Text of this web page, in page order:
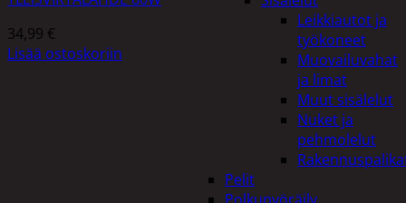
Leikkiautot ja
työkoneet
Muovailuvahat
ja limat
Muut sisälelut
Nuket ja
pehmolelut
Pelit
34,99 €
Lisää ostoskoriin